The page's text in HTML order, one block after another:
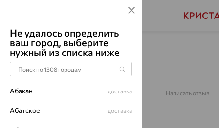
Главная Каталог Для мужчин
Кольцо, золото, фианит,
01Т1112494Р
Артикул: Написать отзыв
Не удалось определить
ваш город, выберите
нужный из списка ниже
Абакан доставка
Абатское доставка